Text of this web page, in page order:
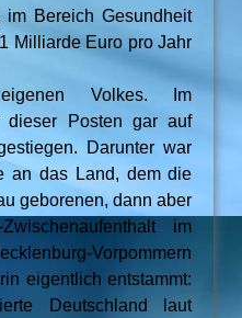
im Bereich Gesundheit
Milliarde Euro pro Jahr
Volkes. Im
dieser Posten gar auf
Darunter war
an das Land, dem die
geborenen, dann aber
im
Vorpommern
eigentlich entstammt:
Deutschland laut